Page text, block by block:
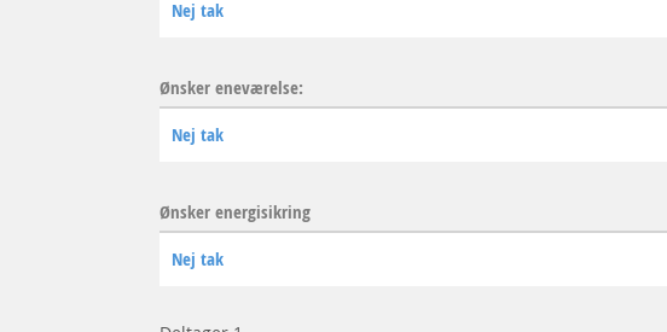
Ønsker eneværelse:
Ønsker energisikring